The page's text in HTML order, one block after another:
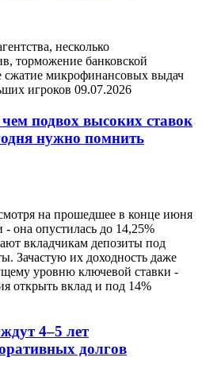
несколько
торможение банковской
сжатие микрофинансовых выдач
игроков 09.07.2026
подвох высоких ставок
нужно помнить
на прошедшее в конце июня
она опустилась до 14,25%
вкладчикам депозиты под
Зачастую их доходность даже
уровню ключевой ставки -
открыть вклад и под 14%
4–5 лет
долгов